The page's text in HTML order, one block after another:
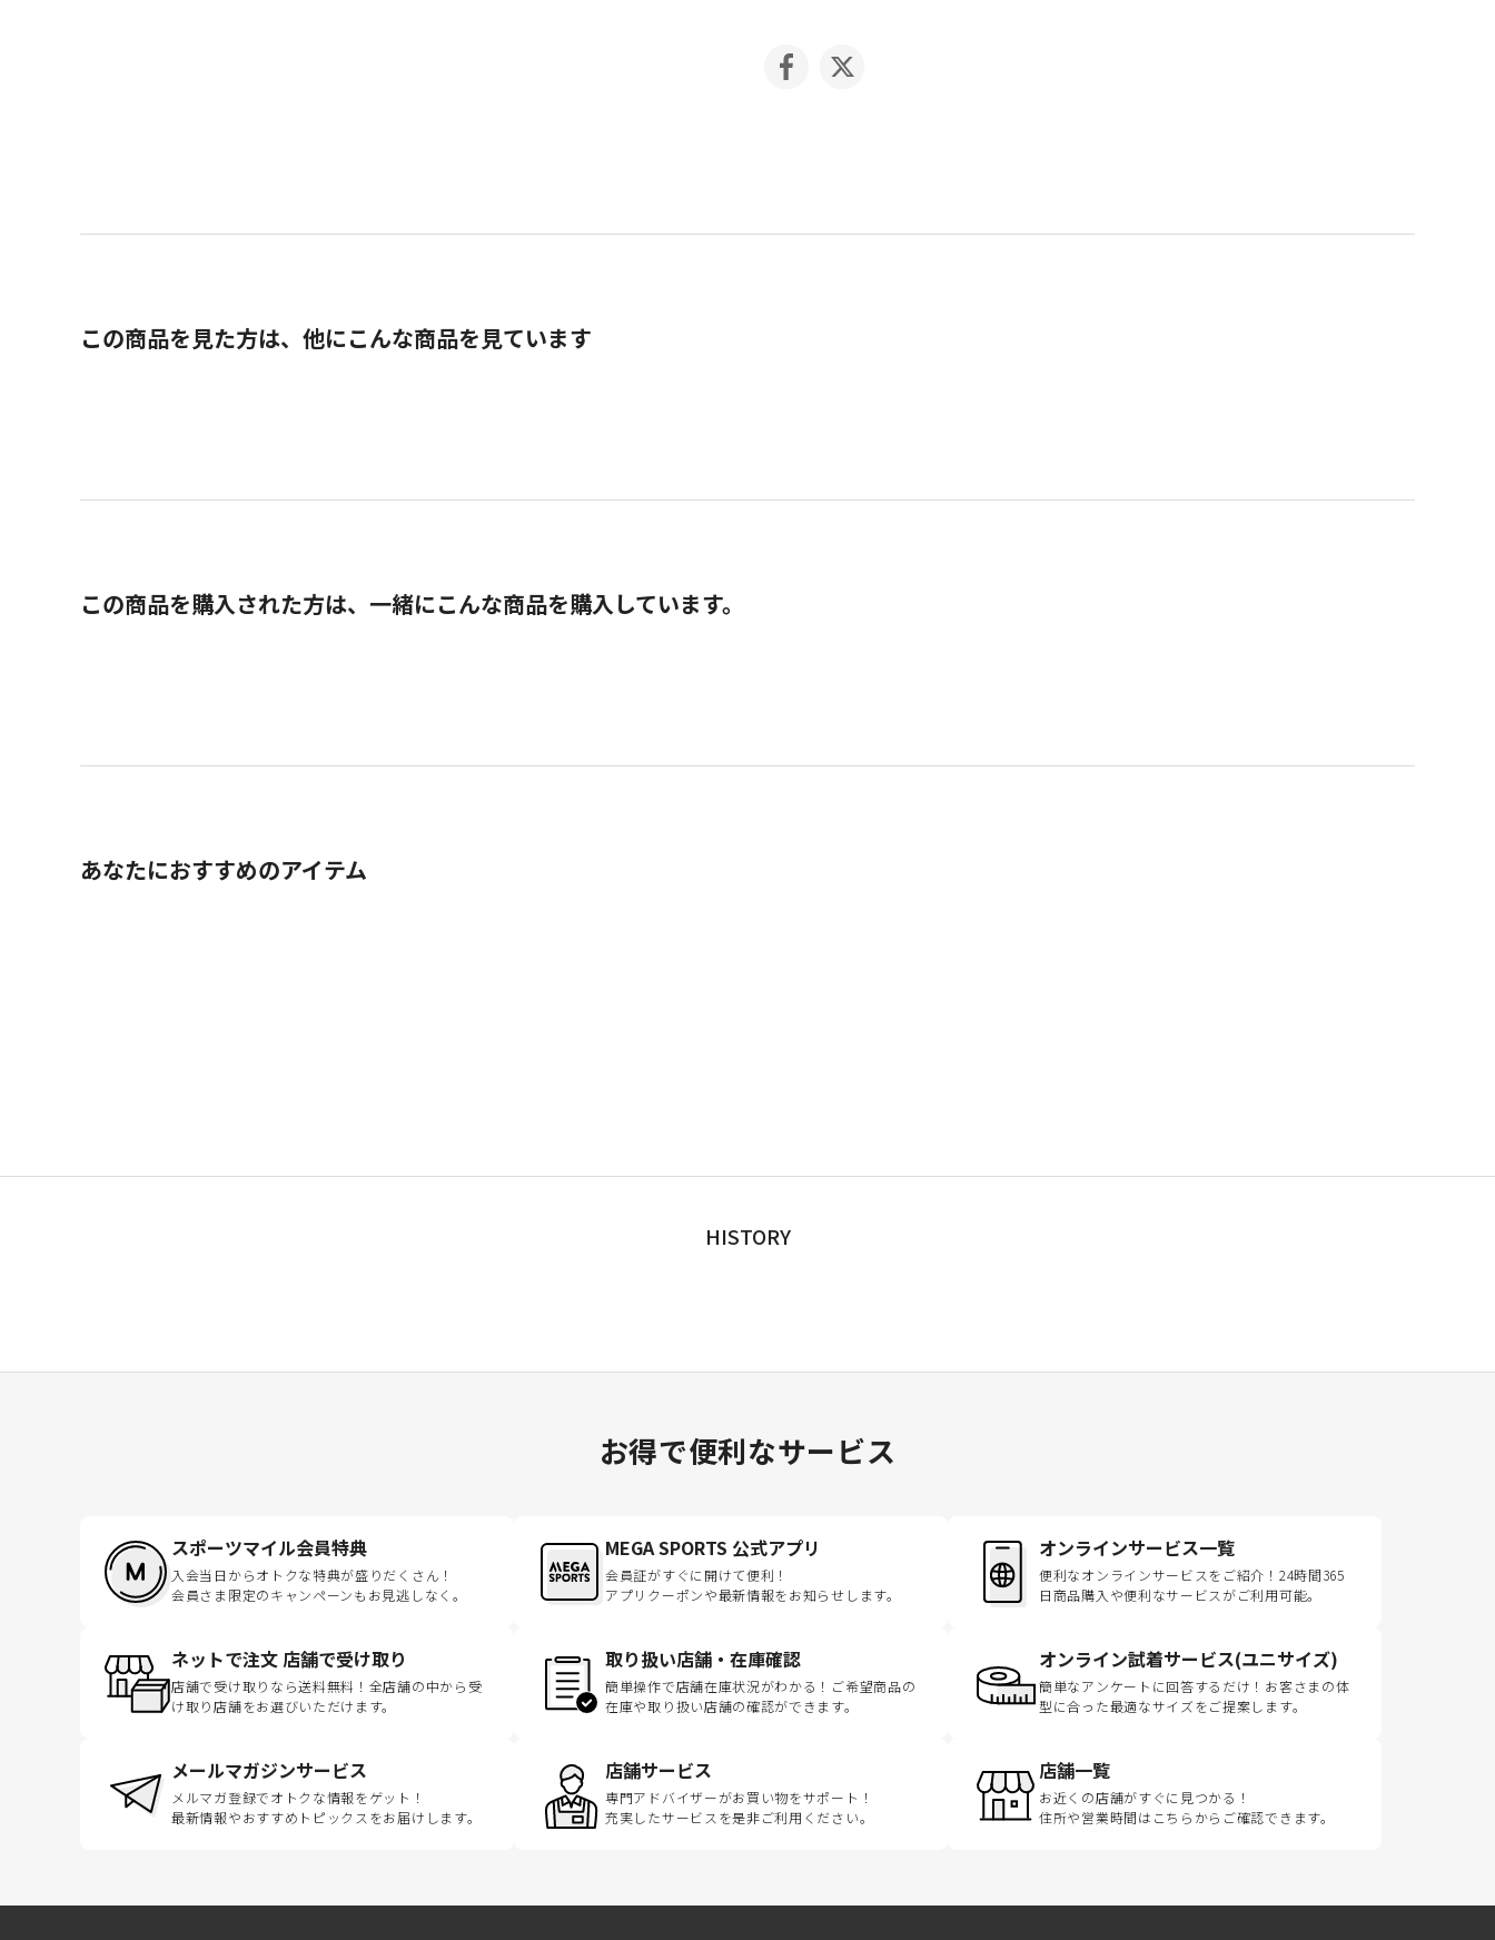
この商品を見た方は、他にこんな商品を見ています
この商品を購入された方は、一緒にこんな商品を購入しています。
あなたにおすすめのアイテム
HISTORY
お得で便利なサービス
スポーツマイル会員特典
入会当日からオトクな特典が盛りだくさん！
会員さま限定のキャンペーンもお見逃しなく。
MEGA SPORTS 公式アプリ
会員証がすぐに開けて便利！
アプリクーポンや最新情報をお知らせします。
オンラインサービス一覧
便利なオンラインサービスをご紹介！24時間365
日商品購入や便利なサービスがご利用可能。
ネットで注文 店舗で受け取り
店舗で受け取りなら送料無料！全店舗の中から受
け取り店舗をお選びいただけます。
取り扱い店舗・在庫確認
簡単操作で店舗在庫状況がわかる！ご希望商品の
在庫や取り扱い店舗の確認ができます。
オンライン試着サービス(ユニサイズ)
簡単なアンケートに回答するだけ！お客さまの体
型に合った最適なサイズをご提案します。
メールマガジンサービス
メルマガ登録でオトクな情報をゲット！
最新情報やおすすめトピックスをお届けします。
店舗サービス
専門アドバイザーがお買い物をサポート！
充実したサービスを是非ご利用ください。
店舗一覧
お近くの店舗がすぐに見つかる！
住所や営業時間はこちらからご確認できます。